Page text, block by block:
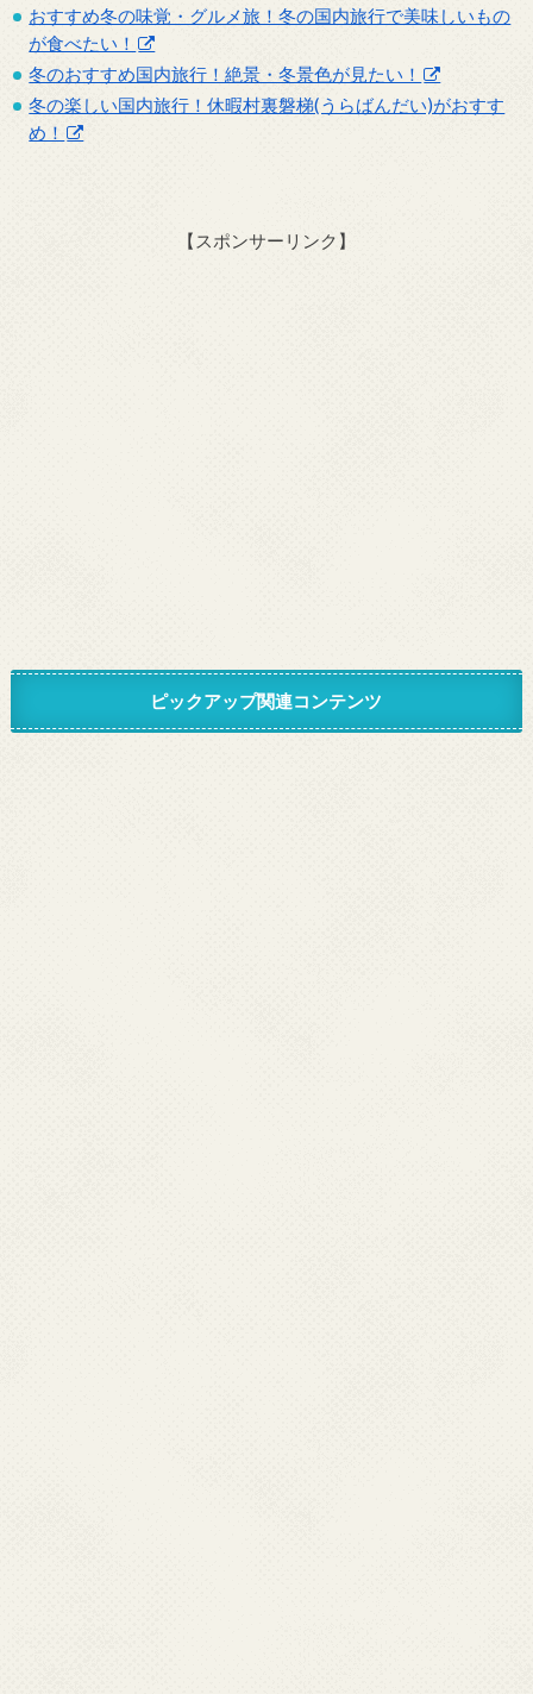
おすすめ冬の味覚・グルメ旅！冬の国内旅行で美味しいもの
が食べたい！
冬のおすすめ国内旅行！絶景・冬景色が見たい！
冬の楽しい国内旅行！休暇村裏磐梯(うらばんだい)がおすす
め！
【スポンサーリンク】
ピックアップ関連コンテンツ